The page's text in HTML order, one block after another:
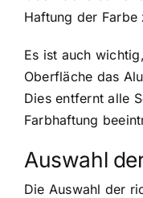
Haftung der Farbe
Es ist auch
Oberfläche das
Dies entfernt alle
Farbhaftung
Auswahl
Die Auswahl der